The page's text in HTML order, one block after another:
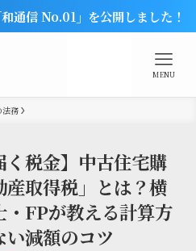
通信 No.01」を公開しました！
MENU
法務
く税金】中古住宅購
産取得税」とは？横
・FPが教える計算方
減額のコツ